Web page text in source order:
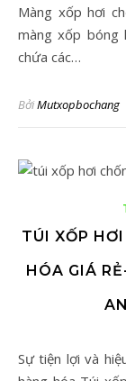
Màng xốp hơi
màng xốp bóng
chứa các…
BởiMutxopbochang
TÚI XỐP
HÓA GIÁ
Sự tiện lợi và hiệu quả của túi xốp hơi chống sốc trong gói